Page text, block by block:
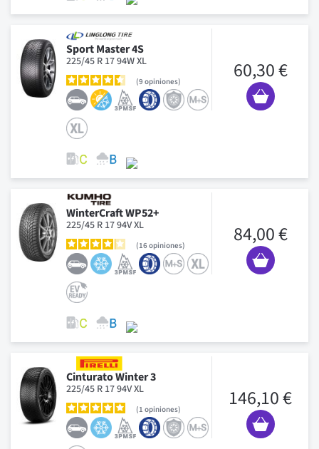
Sport Master 4S
225/45 R 17 94W XL
9 opiniones 60,30 €
WinterCraft WP52+
225/45 R 17 94V XL
16opiniones 84,00 €
Cinturato Winter 3
225/45 R 17 94V XL
1 opiniones 146,10 €